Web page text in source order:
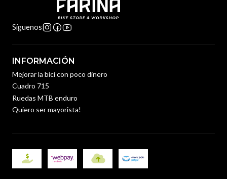
Síguenos
INFORMACIÓN
Mejorar la bici con poco dinero
Cuadro 715
Ruedas MTB enduro
Quiero ser mayorista!